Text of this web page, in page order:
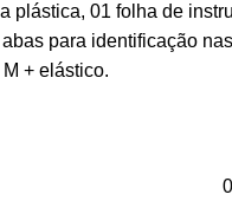
01 folha de
para identificação
+ elástico.